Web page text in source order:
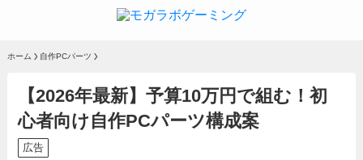
ホーム 自作PCパーツ
【2026年最新】予算10万円で組む！初
心者向け自作PCパーツ構成案
広告